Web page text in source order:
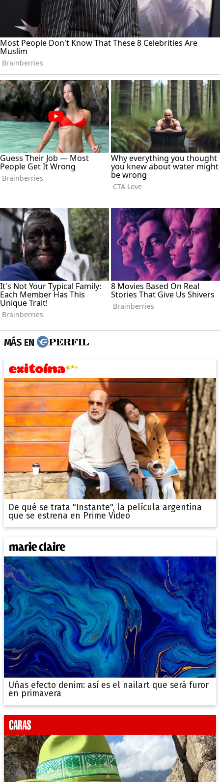
MÁS EN
De qué se trata "Instante", la película argentina
que se estrena en Prime Video
Uñas efecto denim: así es el nailart que será furor
en primavera